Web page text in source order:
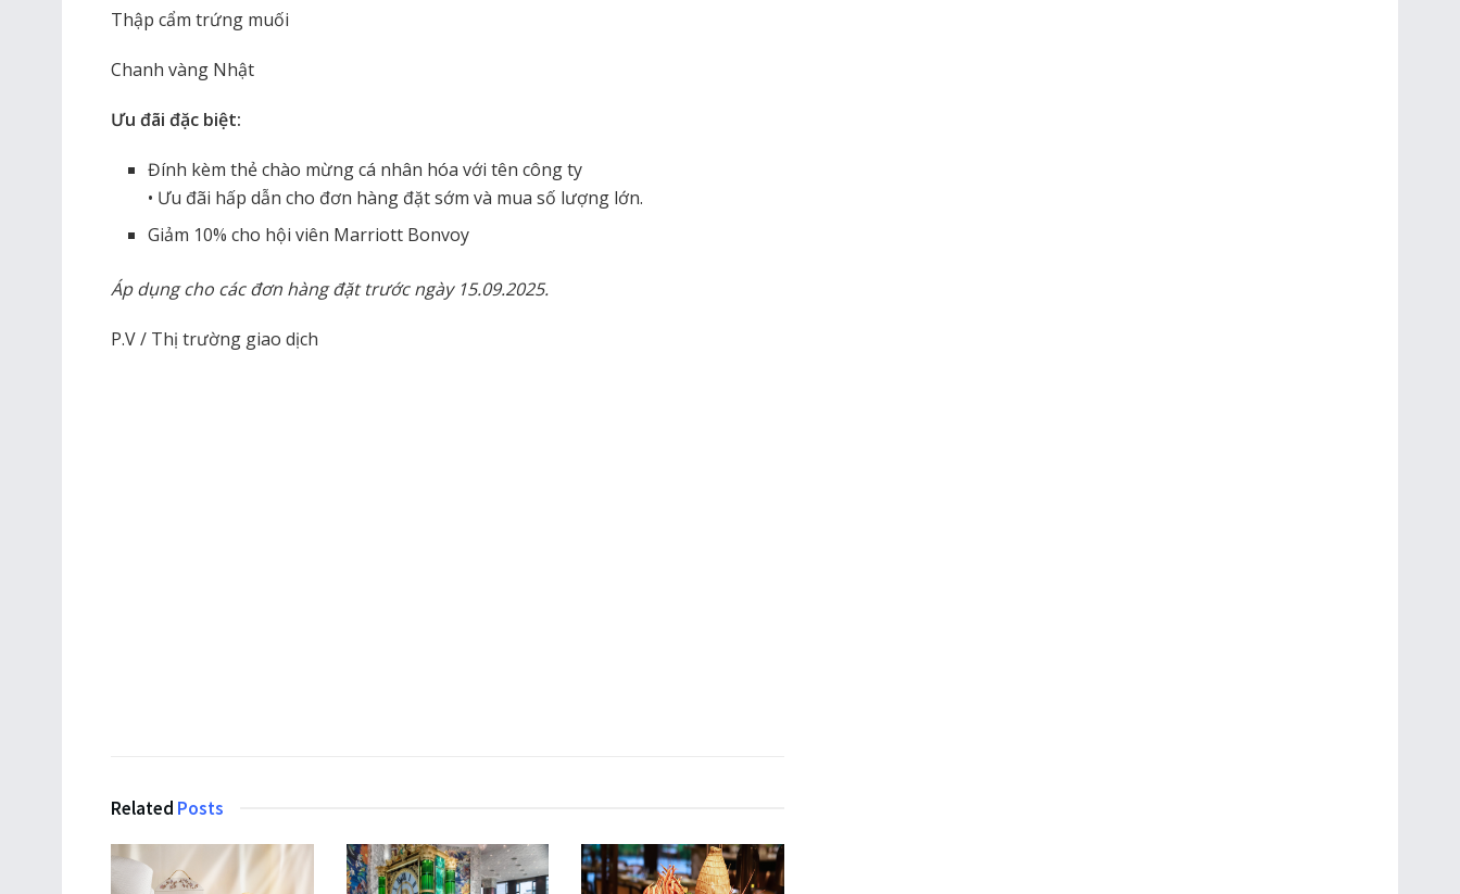
Thập cẩm trứng muối
Chanh vàng Nhật
Ưu đãi đặc biệt:
Đính kèm thẻ chào mừng cá nhân hóa với tên công ty
• Ưu đãi hấp dẫn cho đơn hàng đặt sớm và mua số lượng lớn.
Giảm 10% cho hội viên Marriott Bonvoy
Áp dụng cho các đơn hàng đặt trước ngày 15.09.2025.
P.V / Thị trường giao dịch
Related Posts